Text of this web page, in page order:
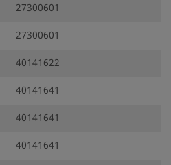
27300601
27300601
40141622
40141641
40141641
40141641